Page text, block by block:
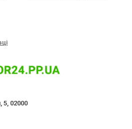
5, 02000